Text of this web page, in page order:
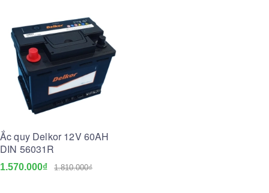
Ắc quy Delkor 12V 60AH
DIN 56031R
1.570.000₫ 1.810.000₫